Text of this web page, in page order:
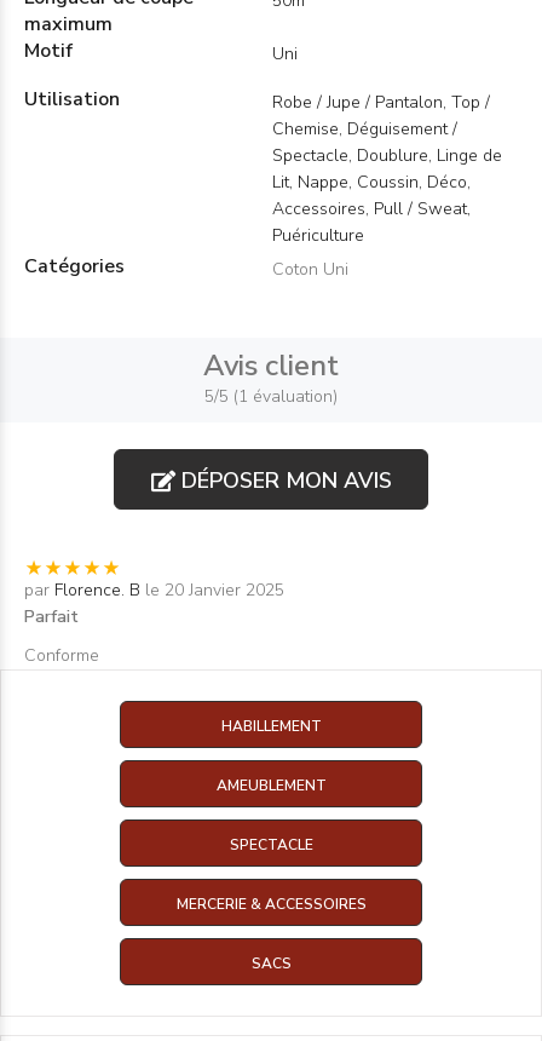
maximum
Motif Uni
Utilisation
Robe / Jupe / Pantalon, Top /
Chemise, Déguisement /
Spectacle, Doublure, Linge de
Lit, Nappe, Coussin, Déco,
Accessoires, Pull / Sweat,
Puériculture
Catégories Coton Uni
Avis client
5/5 (1 évaluation)
DÉPOSER MON AVIS
par Florence. B le 20 Janvier 2025
Parfait
Conforme
HABILLEMENT
AMEUBLEMENT
SPECTACLE
MERCERIE & ACCESSOIRES
SACS